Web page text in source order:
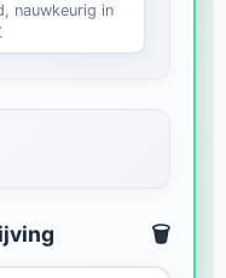
nauwkeurig in
🗑️